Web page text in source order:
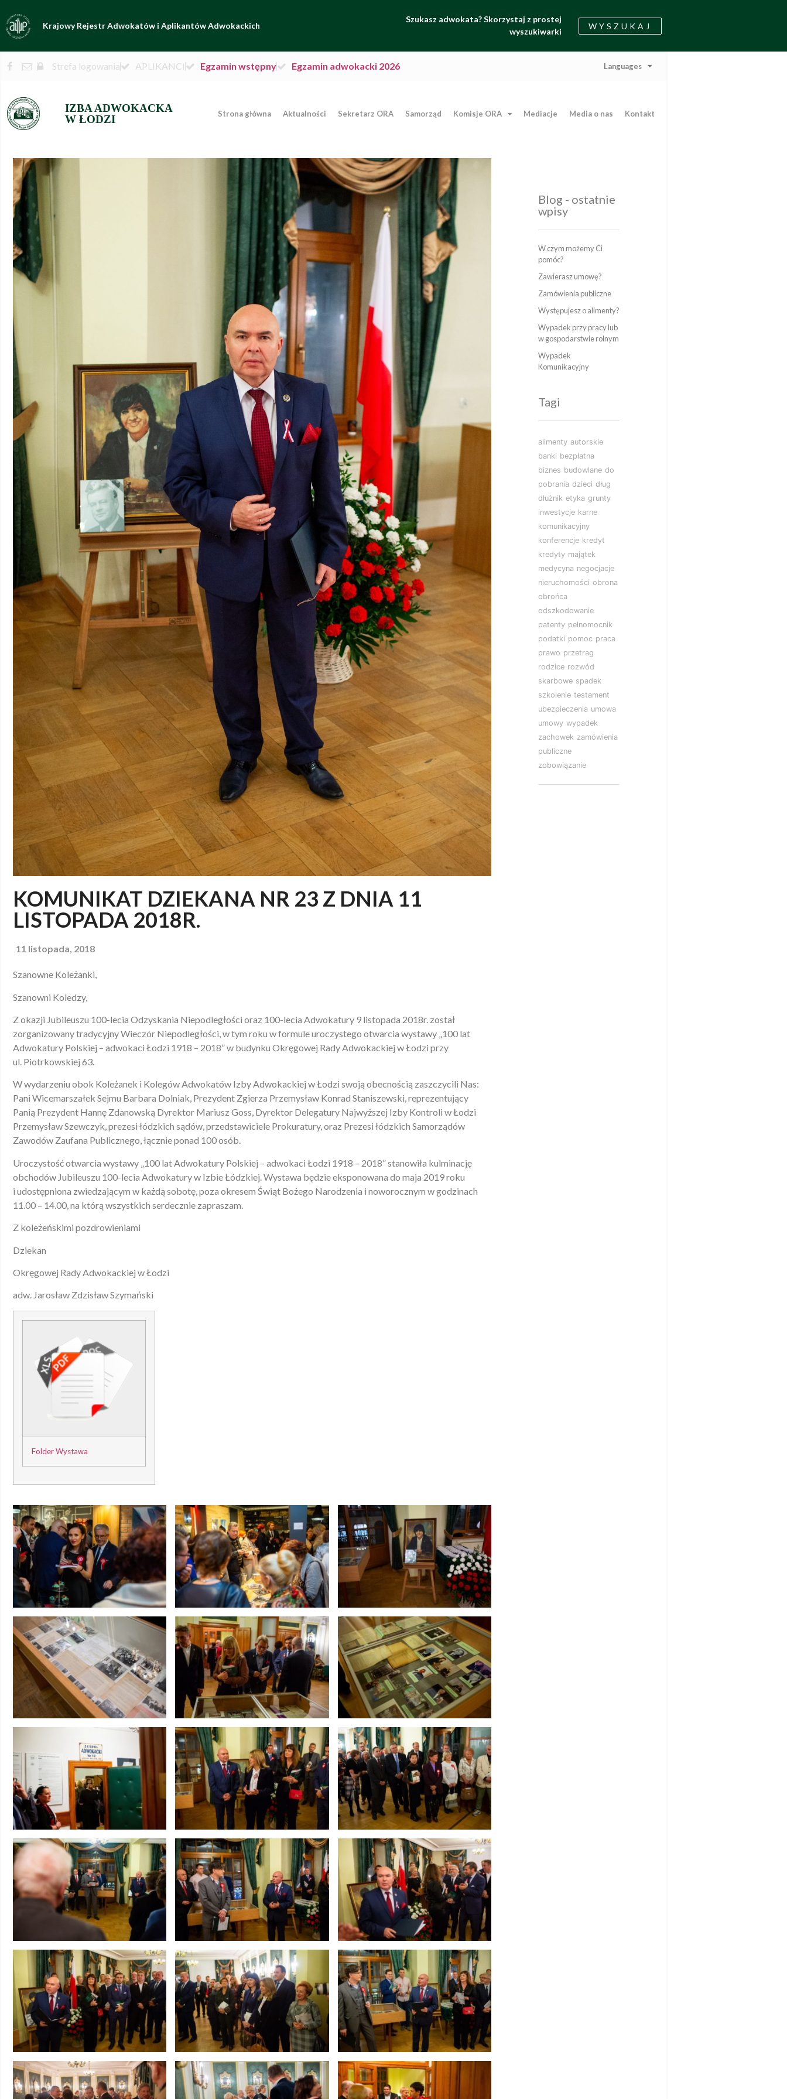
Krajowy Rejestr Adwokatów i Aplikantów Adwokackich
Szukasz adwokata? Skorzystaj z prostej
wyszukiwarki
WYSZUKAJ
Strefa logowania APLIKANCI Egzamin wstępny Egzamin adwokacki 2026 Languages
IZBA ADWOKACKA
W ŁODZI
Strona główna Aktualności Sekretarz ORA Samorząd Komisje ORA Mediacje Media o nas Kontakt
KOMUNIKAT DZIEKANA NR 23 Z DNIA 11
LISTOPADA 2018R.
11 listopada, 2018
Szanowne Koleżanki,
Szanowni Koledzy,
Z okazji Jubileuszu 100-lecia Odzyskania Niepodległości oraz 100-lecia Adwokatury 9 listopada 2018r. został
zorganizowany tradycyjny Wieczór Niepodległości, w tym roku w formule uroczystego otwarcia wystawy „100 lat
Adwokatury Polskiej – adwokaci Łodzi 1918 – 2018” w budynku Okręgowej Rady Adwokackiej w Łodzi przy
ul. Piotrkowskiej 63.
W wydarzeniu obok Koleżanek i Kolegów Adwokatów Izby Adwokackiej w Łodzi swoją obecnością zaszczycili Nas:
Pani Wicemarszałek Sejmu Barbara Dolniak, Prezydent Zgierza Przemysław Konrad Staniszewski, reprezentujący
Panią Prezydent Hannę Zdanowską Dyrektor Mariusz Goss, Dyrektor Delegatury Najwyższej Izby Kontroli w Łodzi
Przemysław Szewczyk, prezesi łódzkich sądów, przedstawiciele Prokuratury, oraz Prezesi łódzkich Samorządów
Zawodów Zaufana Publicznego, łącznie ponad 100 osób.
Uroczystość otwarcia wystawy „100 lat Adwokatury Polskiej – adwokaci Łodzi 1918 – 2018” stanowiła kulminację
obchodów Jubileuszu 100-lecia Adwokatury w Izbie Łódzkiej. Wystawa będzie eksponowana do maja 2019 roku
i udostępniona zwiedzającym w każdą sobotę, poza okresem Świąt Bożego Narodzenia i noworocznym w godzinach
11.00 – 14.00, na którą wszystkich serdecznie zapraszam.
Z koleżeńskimi pozdrowieniami
Dziekan
Okręgowej Rady Adwokackiej w Łodzi
adw. Jarosław Zdzisław Szymański
Folder Wystawa
Blog - ostatnie
wpisy
W czym możemy Ci
pomóc?
Zawierasz umowę?
Zamówienia publiczne
Występujesz o alimenty?
Wypadek przy pracy lub
w gospodarstwie rolnym
Wypadek
Komunikacyjny
Tagi
alimenty autorskie
banki bezpłatna
biznes budowlane do
pobrania dzieci dług
dłużnik etyka grunty
inwestycje karne
komunikacyjny
konferencje kredyt
kredyty majątek
medycyna negocjacje
nieruchomości obrona
obrońca
odszkodowanie
patenty pełnomocnik
podatki pomoc praca
prawo przetrag
rodzice rozwód
skarbowe spadek
szkolenie testament
ubezpieczenia umowa
umowy wypadek
zachowek zamówienia
publiczne
zobowiązanie